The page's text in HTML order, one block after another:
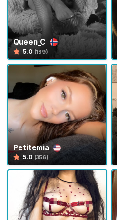
Queen_C
5.0 (189)
Petitemia
5.0 (356)
l
l
i
A
d
r
a
i
o
n
e
D
a